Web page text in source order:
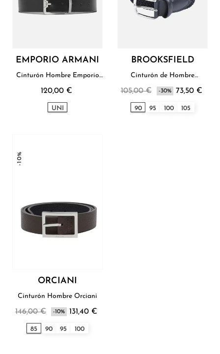
EMPORIO ARMANI
Cinturón Hombre Emporio
120,00 €
UNI
BROOKSFIELD
Cinturón de Hombre
105,00 € -30% 73,50 €
90 95 100 105
-10%
ORCIANI
Cinturón Hombre Orciani
146,00 € -10% 131,40 €
85 90 95 100